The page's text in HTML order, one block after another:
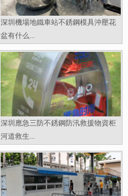
深圳機場地鐵車站不銹鋼模具沖壓花
盆有什么...
深圳應急三防不銹鋼防汛救援物資柜
河道救生...